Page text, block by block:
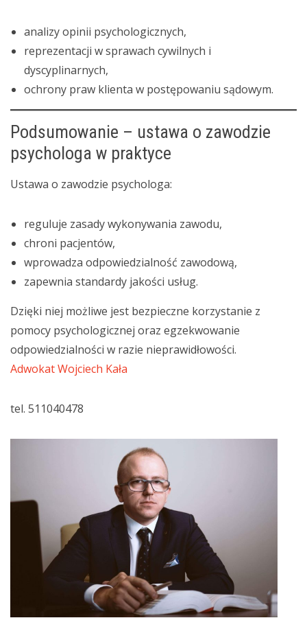
analizy opinii psychologicznych,
reprezentacji w sprawach cywilnych i
dyscyplinarnych,
ochrony praw klienta w postępowaniu sądowym.
Podsumowanie – ustawa o zawodzie
psychologa w praktyce
Ustawa o zawodzie psychologa:
reguluje zasady wykonywania zawodu,
chroni pacjentów,
wprowadza odpowiedzialność zawodową,
zapewnia standardy jakości usług.
Dzięki niej możliwe jest bezpieczne korzystanie z
pomocy psychologicznej oraz egzekwowanie
odpowiedzialności w razie nieprawidłowości.
Adwokat Wojciech Kała
tel. 511040478